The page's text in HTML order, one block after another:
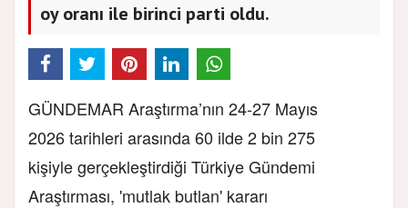
oy oranı ile birinci parti oldu.
GÜNDEMAR Araştırma’nın 24-27 Mayıs
2026 tarihleri arasında 60 ilde 2 bin 275
kişiyle gerçekleştirdiği Türkiye Gündemi
Araştırması, 'mutlak butlan' kararı